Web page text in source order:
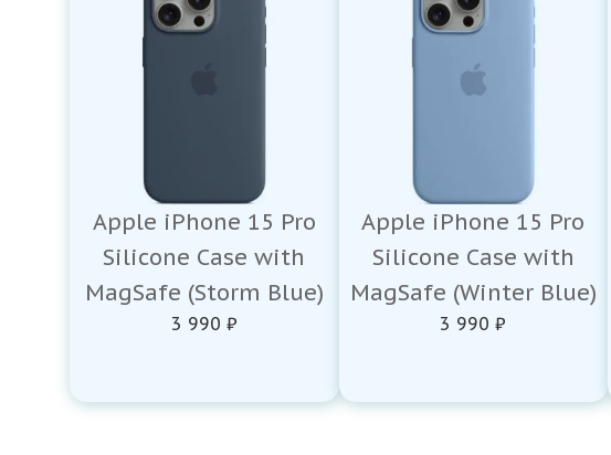
Apple iPhone 15 Pro
Silicone Case with
MagSafe (Storm Blue)
3 990 ₽
Apple iPhone 15 Pro
Silicone Case with
MagSafe (Winter Blue)
3 990 ₽